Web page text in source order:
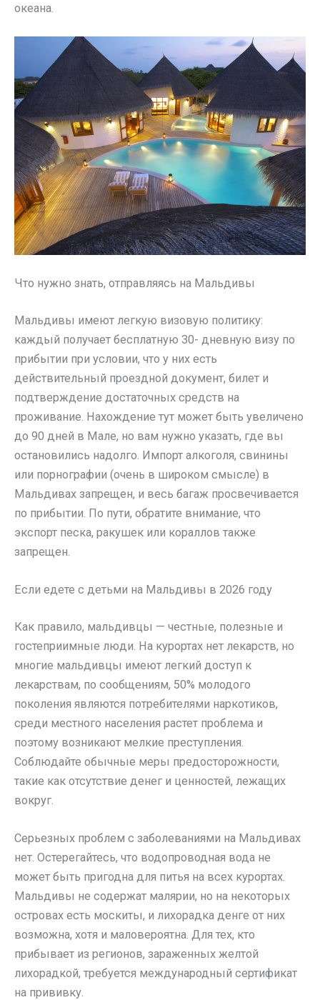
океана.
Что нужно знать, отправляясь на Мальдивы
Мальдивы имеют легкую визовую политику:
каждый получает бесплатную 30- дневную визу по
прибытии при условии, что у них есть
действительный проездной документ, билет и
подтверждение достаточных средств на
проживание. Нахождение тут может быть увеличено
до 90 дней в Мале, но вам нужно указать, где вы
остановились надолго. Импорт алкоголя, свинины
или порнографии (очень в широком смысле) в
Мальдивах запрещен, и весь багаж просвечивается
по прибытии. По пути, обратите внимание, что
экспорт песка, ракушек или кораллов также
запрещен.
Если едете с детьми на Мальдивы в 2026 году
Как правило, мальдивцы — честные, полезные и
гостеприимные люди. На курортах нет лекарств, но
многие мальдивцы имеют легкий доступ к
лекарствам, по сообщениям, 50% молодого
поколения являются потребителями наркотиков,
среди местного населения растет проблема и
поэтому возникают мелкие преступления.
Соблюдайте обычные меры предосторожности,
такие как отсутствие денег и ценностей, лежащих
вокруг.
Серьезных проблем с заболеваниями на Мальдивах
нет. Остерегайтесь, что водопроводная вода не
может быть пригодна для питья на всех курортах.
Мальдивы не содержат малярии, но на некоторых
островах есть москиты, и лихорадка денге от них
возможна, хотя и маловероятна. Для тех, кто
прибывает из регионов, зараженных желтой
лихорадкой, требуется международный сертификат
на прививку.